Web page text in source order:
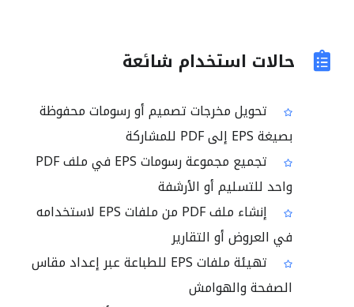
حالات استخدام شائعة
تحويل مخرجات تصميم أو رسومات محفوظة
بصيغة EPS إلى PDF للمشاركة
تجميع مجموعة رسومات EPS في ملف PDF
واحد للتسليم أو الأرشفة
إنشاء ملف PDF من ملفات EPS لاستخدامه
في العروض أو التقارير
تهيئة ملفات EPS للطباعة عبر إعداد مقاس
الصفحة والهوامش